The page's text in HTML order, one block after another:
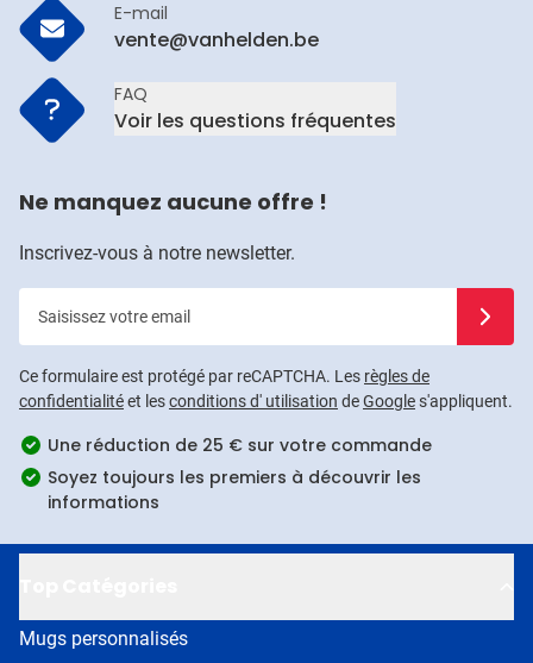
E-mail
vente@vanhelden.be
FAQ
Voir les questions fréquentes
Ne manquez aucune offre !
Inscrivez-vous à notre newsletter.
Ce formulaire est protégé par reCAPTCHA. Les règles de
confidentialitéet lesconditions d' utilisation deGoogles'appliquent.
Une réduction de 25 € sur votre commande
Soyez toujours les premiers à découvrir les
informations
Mugs personnalisés